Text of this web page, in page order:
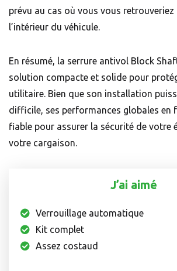
prévu au cas où vous vous retrouveriez
l’intérieur du véhicule.
En résumé, la serrure antivol Block
solution compacte et solide pour
utilitaire. Bien que son installation
difficile, ses performances globales en
fiable pour assurer la sécurité de votre
votre cargaison.
J’ai aimé
Verrouillage automatique
Kit complet
Assez costaud